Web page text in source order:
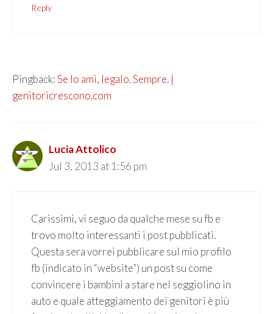
Reply
Pingback:Se lo ami, legalo. Sempre. |
genitoricrescono.com
Lucia Attolico
Jul 3, 2013 at 1:56 pm
Carissimi, vi seguo da qualche mese su fb e
trovo molto interessanti i post pubblicati.
Questa sera vorrei pubblicare sul mio profilo
fb (indicato in “website”) un post su come
convincere i bambini a stare nel seggiolino in
auto e quale atteggiamento dei genitori è più